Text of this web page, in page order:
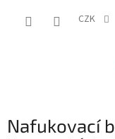
CZK
Nafukovací